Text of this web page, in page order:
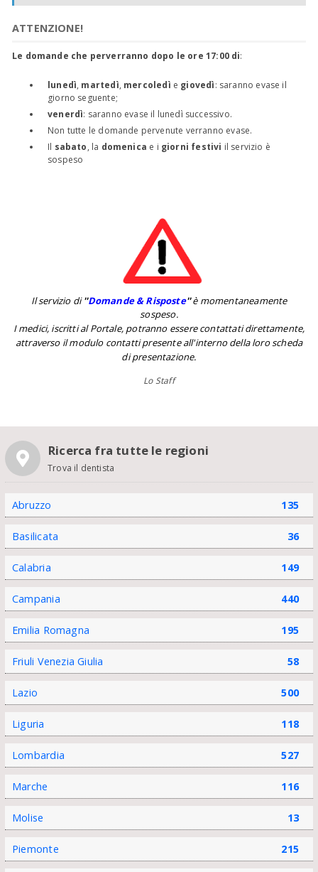
ATTENZIONE!
Le domande che perverranno dopo le ore 17:00 di:
lunedì, martedì, mercoledì e giovedì: saranno evase il
giorno seguente;
venerdì: saranno evase il lunedì successivo.
Non tutte le domande pervenute verranno evase.
Il sabato, la domenica e i giorni festivi il servizio è
sospeso
Il servizio di''Domande & Risposte''è momentaneamente
sospeso.
I medici, iscritti al Portale, potranno essere contattati direttamente,
attraverso il modulo contatti presente all'interno della loro scheda
di presentazione.
Lo Staff
Ricerca fra tutte le regioni
Trova il dentista
Abruzzo 135
Basilicata 36
Calabria 149
Campania 440
Emilia Romagna 195
Friuli Venezia Giulia 58
Lazio 500
Liguria 118
Lombardia 527
Marche 116
Molise 13
Piemonte 215